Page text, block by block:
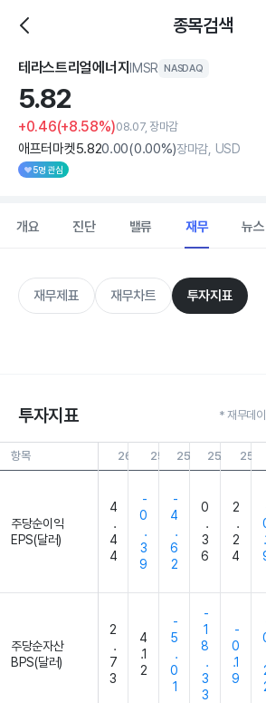
종목검색
테라스트리얼에너지 IMSR NASDAQ
5.82
+0.46(+8.58%)08.07, 장마감
애프터마켓5.820.00(0.00%)장마감, USD
5명 관심
개요 진단 밸류 재무 뉴스
재무제표 재무차트 투자지표
투자지표 * 재무데
항목 26.03.3125.12.3125.09.3025.06.30
주당순이익
EPS(달러)
4
.
4
4
-
0
.
3
9
-
4
.
6
2
0
.
3
6
2
.
2
4
주당순자산
BPS(달러)
2
.
7
3
4
.1
2
-
5
.
0
1
-
1
8
.
3
3
-
0
.1
9